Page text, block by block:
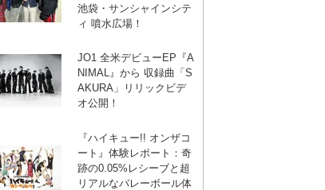
池袋・サンシャインシテ
ィ 噴水広場！
JO1 全米デビューEP『A
NIMAL』から 収録曲「S
AKURA」リリックビデ
オ公開！
『ハイキュー!! オンザコ
ート』体験レポート：奇
跡の0.05%レシーブと超
リアルなバレーボール体